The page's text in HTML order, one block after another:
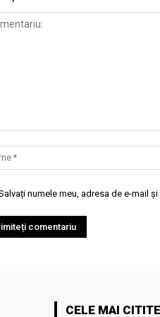
numele meu, adresa de e-mail
CELE MAI CITITE